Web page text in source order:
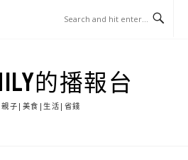
的播報台
子|美食|生活|省錢